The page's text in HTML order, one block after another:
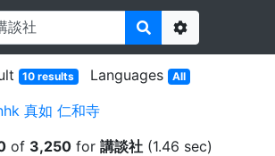
Options
10 results Languages All
真如 仁和寺
of 3,250 for 講談社 (1.46 sec)